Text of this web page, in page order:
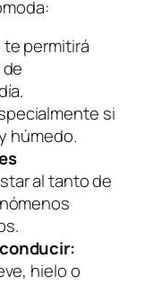
te permitirá
si
húmedo.
al tanto de
hielo o